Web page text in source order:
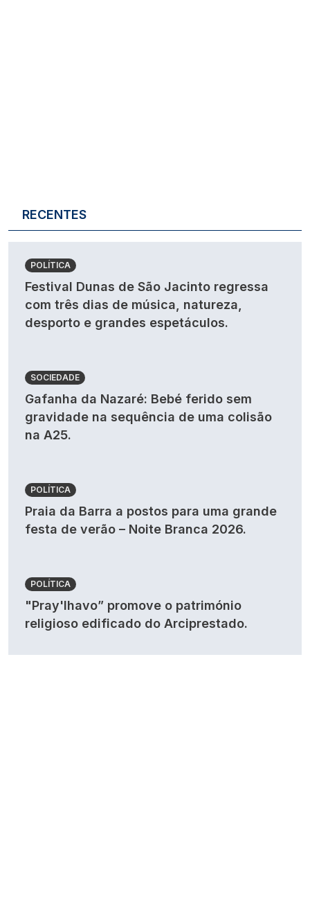
RECENTES
POLÍTICA
Festival Dunas de São Jacinto regressa
com três dias de música, natureza,
desporto e grandes espetáculos.
SOCIEDADE
Gafanha da Nazaré: Bebé ferido sem
gravidade na sequência de uma colisão
na A25.
POLÍTICA
Praia da Barra a postos para uma grande
festa de verão – Noite Branca 2026.
POLÍTICA
"Pray'lhavo” promove o património
religioso edificado do Arciprestado.